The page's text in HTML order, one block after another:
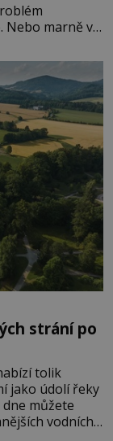
Nebo marně v
paměť
strání po
tolik
jako údolí řeky
můžete
vodních